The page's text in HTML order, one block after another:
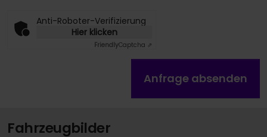
Anti-Roboter-Verifizierung
Hier klicken
FriendlyCaptcha ⇗
Anfrage absenden
Fahrzeugbilder